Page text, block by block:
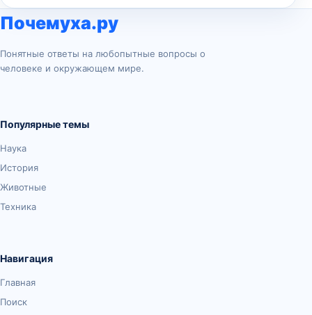
Почемуха.ру
Понятные ответы на любопытные вопросы о
человеке и окружающем мире.
Популярные темы
Наука
История
Животные
Техника
Навигация
Главная
Поиск